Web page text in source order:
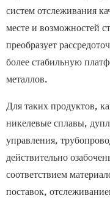
систем отслеживания
месте и возможностей
преобразует
более стабильную
металлов.
Для таких продуктов,
никелевые сплавы,
управления,
действительно
соответствием
поставок,